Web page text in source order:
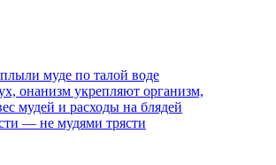
муде по талой воде
онанизм укрепляют организм,
мудей и расходы на блядей
— не мудями трясти